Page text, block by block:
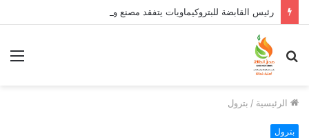
بحث
عن
الرئيسية / بترول
بترول